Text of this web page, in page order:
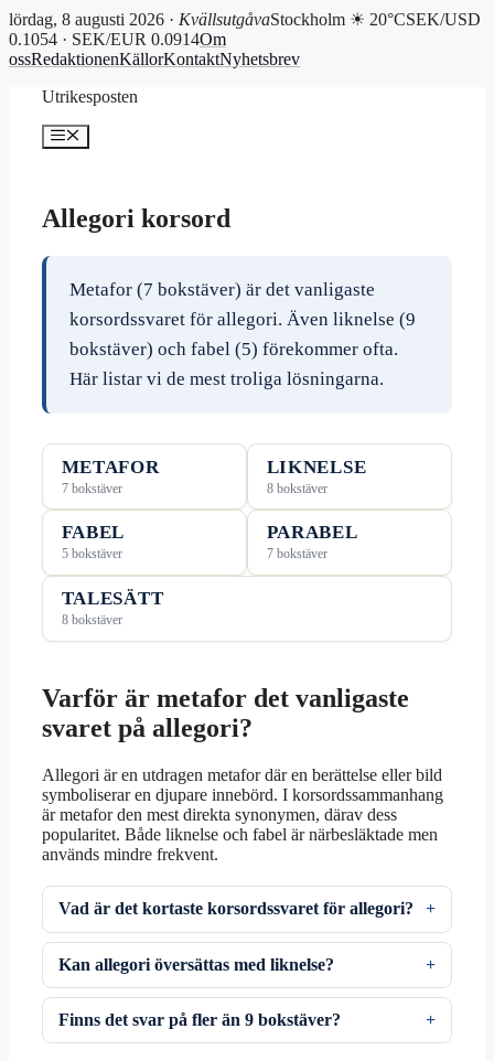
lördag, 8 augusti 2026 · KvällsutgåvaStockholm ☀ 20°CSEK/USD
0.1054 · SEK/EUR 0.0914Om
ossRedaktionenKällorKontaktNyhetsbrev
Utrikesposten
Meny
Allegori korsord
Metafor (7 bokstäver) är det vanligaste
korsordssvaret för allegori. Även liknelse (9
bokstäver) och fabel (5) förekommer ofta.
Här listar vi de mest troliga lösningarna.
METAFOR
7 bokstäver
LIKNELSE
8 bokstäver
FABEL
5 bokstäver
PARABEL
7 bokstäver
TALESÄTT
8 bokstäver
Varför är metafor det vanligaste
svaret på allegori?
Allegori är en utdragen metafor där en berättelse eller bild
symboliserar en djupare innebörd. I korsordssammanhang
är metafor den mest direkta synonymen, därav dess
popularitet. Både liknelse och fabel är närbesläktade men
används mindre frekvent.
Vad är det kortaste korsordssvaret för allegori?
Kan allegori översättas med liknelse?
Finns det svar på fler än 9 bokstäver?